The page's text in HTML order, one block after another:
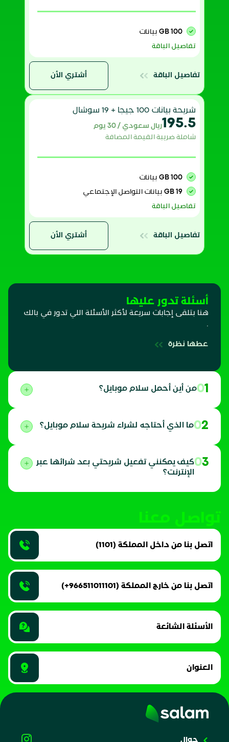
100 GB بيانات
تفاصيل الباقة
تفاصيل الباقة أشتري الأن
شريحة بيانات 100 جيجا + 19 سوشال
195.5ريال سعودي / 30 يوم
شاملة ضريبة القيمة المضافة
100 GB بيانات
19 GB بيانات التواصل الإجتماعي
تفاصيل الباقة
تفاصيل الباقة أشتري الأن
أسئلة تدور عليها
هنا بتلقى إجابات سريعة لأكثر الأسئلة اللي تدور في بالك
.
عطها نظرة
01 من أين أحمل سلام موبايل؟
02 ما الذي أحتاجه لشراء شريحة سلام موبايل؟
03
كيف يمكنني تفعيل شريحتي بعد شرائها عبر
الإنترنت؟
تواصل معنا
اتصل بنا من داخل المملكة (1101)
اتصل بنا من خارج المملكة (966511011101+)
الأسئلة الشائعة
العنوان
جوال